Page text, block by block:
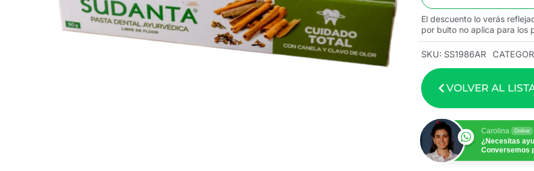
El descuento lo verás
por bulto no aplica para los
SKU: SS1986AR
VOLVER AL
Carolina Online
¿Necesitas
Conversemos